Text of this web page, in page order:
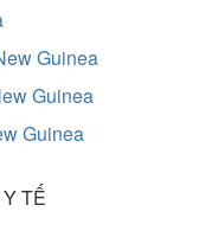
Guinea
Guinea
Guinea
TẾ